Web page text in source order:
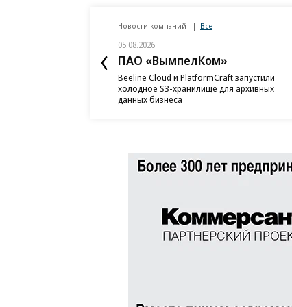
Новости компаний Все
05.08.2026
ПАО «ВымпелКом»
Beeline Cloud и PlatformCraft запустили
холодное S3-хранилище для архивных
данных бизнеса